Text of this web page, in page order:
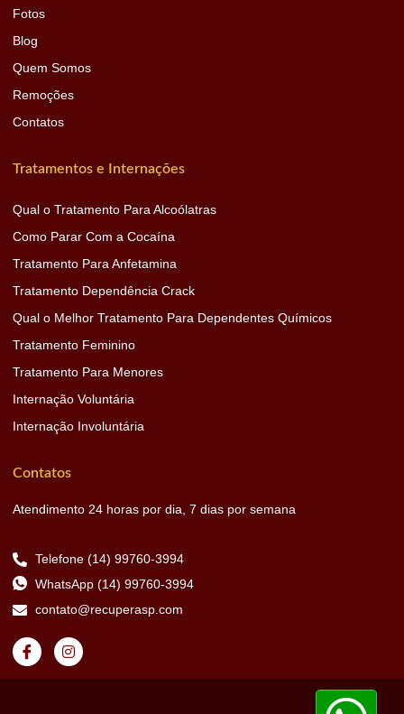
Fotos
Blog
Quem Somos
Remoções
Contatos
Tratamentos e Internações
Qual o Tratamento Para Alcoólatras
Como Parar Com a Cocaína
Tratamento Para Anfetamina
Tratamento Dependência Crack
Qual o Melhor Tratamento Para Dependentes Químicos
Tratamento Feminino
Tratamento Para Menores
Internação Voluntária
Internação Involuntária
Contatos
Atendimento 24 horas por dia, 7 dias por semana
Telefone (14) 99760-3994
WhatsApp (14) 99760-3994
contato@recuperasp.com